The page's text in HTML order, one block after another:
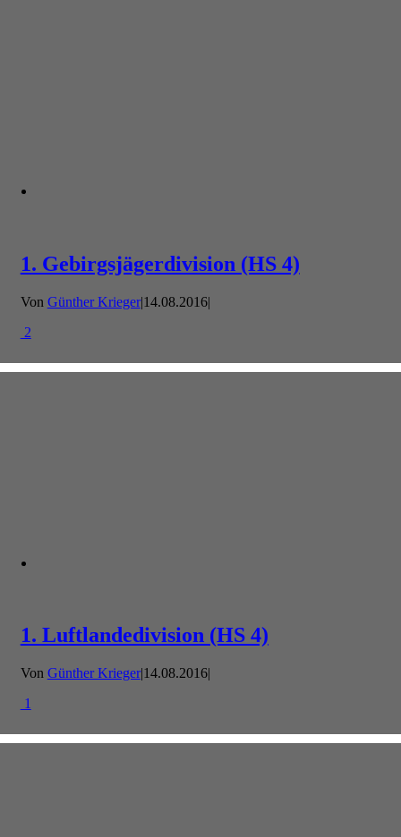
1. Gebirgsjägerdivision (HS 4)
Von Günther Krieger|14.08.2016|
2
1. Luftlandedivision (HS 4)
Von Günther Krieger|14.08.2016|
1